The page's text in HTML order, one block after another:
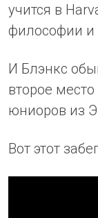
учится в
философии и
И Блэнкс
второе
юниоров из
Вот этот